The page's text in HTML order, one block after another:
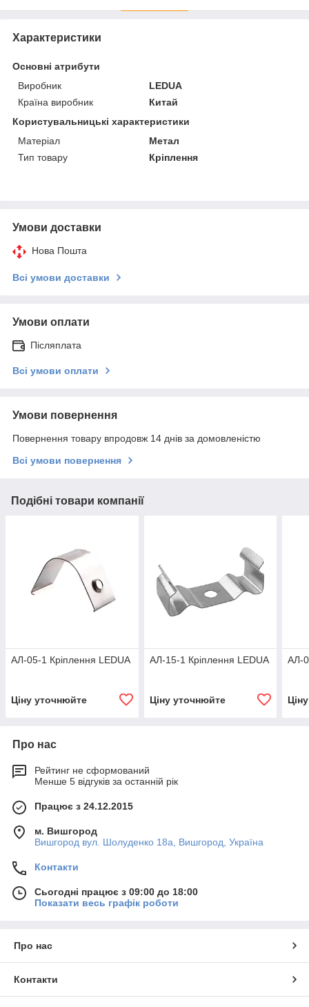
Характеристики
Основні атрибути
Виробник
LEDUA
Країна виробник
Китай
Користувальницькі характеристики
Матеріал
Метал
Тип товару
Кріплення
Умови доставки
Нова Пошта
Всі умови доставки
Умови оплати
Післяплата
Всі умови оплати
Умови повернення
Повернення товару впродовж 14 днів за домовленістю
Всі умови повернення
Подібні товари компанії
АЛ-05-1 Кріплення LEDUA
Ціну уточнюйте
АЛ-15-1 Кріплення LEDUA
Ціну уточнюйте
АЛ-
Про нас
Рейтинг не сформований
Менше 5 відгуків за останній рік
Працює з 24.12.2015
м. Вишгород
Вишгород вул. Шолуденко 18а, Вишгород, Україна
Контакти
Сьогодні працює з 09:00 до 18:00
Показати весь графік роботи
Про нас
Контакти